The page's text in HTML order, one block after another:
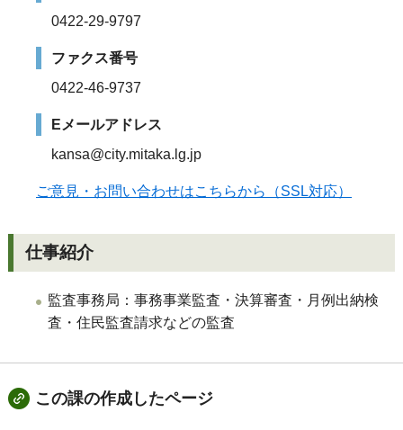
0422-29-9797
ファクス番号
0422-46-9737
Eメールアドレス
kansa@city.mitaka.lg.jp
ご意見・お問い合わせはこちらから（SSL対応）
仕事紹介
監査事務局：事務事業監査・決算審査・月例出納検
査・住民監査請求などの監査
この課の作成したページ